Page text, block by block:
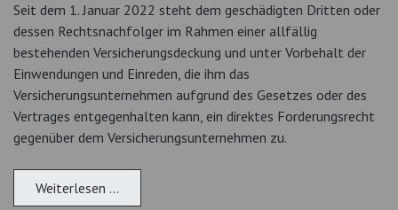
Seit dem 1. Januar 2022 steht dem geschädigten Dritten oder
dessen Rechtsnachfolger im Rahmen einer allfällig
bestehenden Versicherungsdeckung und unter Vorbehalt der
Einwendungen und Einreden, die ihm das
Versicherungsunternehmen aufgrund des Gesetzes oder des
Vertrages entgegenhalten kann, ein direktes Forderungsrecht
gegenüber dem Versicherungsunternehmen zu.
Weiterlesen …